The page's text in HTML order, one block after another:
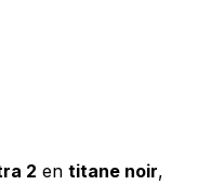
2 en titane noir,